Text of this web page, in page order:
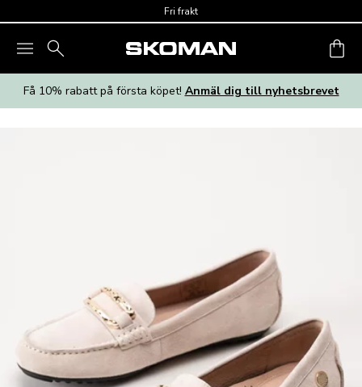
Fri frakt
Få 10% rabatt på första köpet! Anmäl dig till nyhetsbrevet